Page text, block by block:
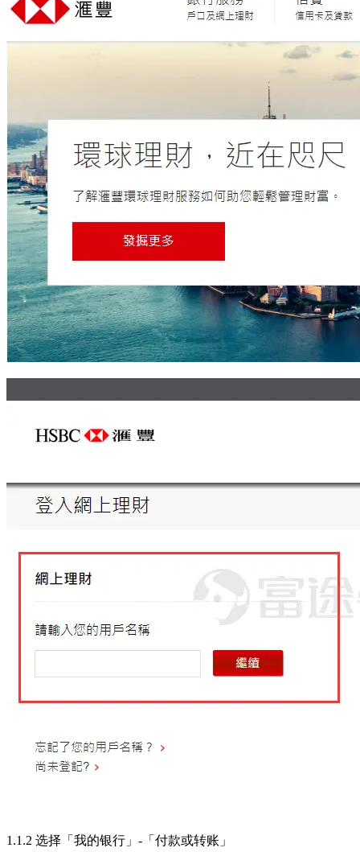
1.1.2 选择「我的银行」-「付款或转账」